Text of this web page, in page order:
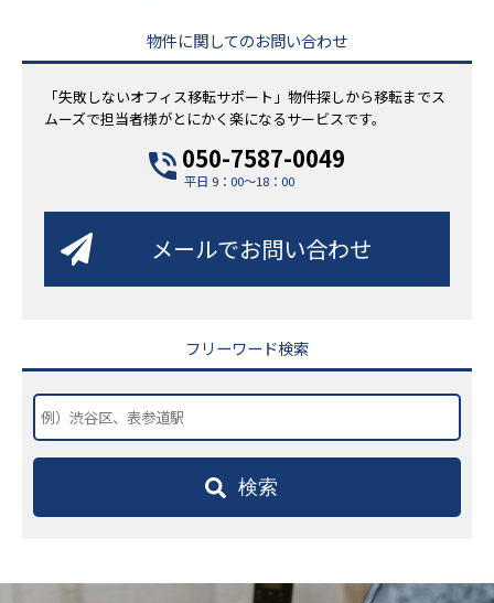
物件に関してのお問い合わせ
「失敗しないオフィス移転サポート」物件探しから移転までス
ムーズで担当者様がとにかく楽になるサービスです。
050-7587-0049
平日 9：00～18：00
メールでお問い合わせ
フリーワード検索
検索